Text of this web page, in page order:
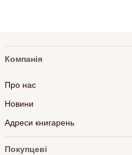
Компанія
Про нас
Новини
Адреси книгарень
Покупцеві